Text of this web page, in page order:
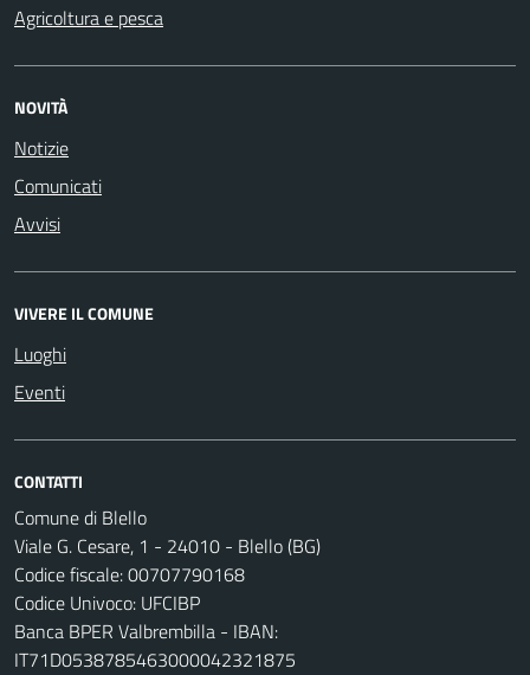
Agricoltura e pesca
NOVITÀ
Notizie
Comunicati
Avvisi
VIVERE IL COMUNE
Luoghi
Eventi
CONTATTI
Comune di Blello
Viale G. Cesare, 1 - 24010 - Blello (BG)
Codice fiscale: 00707790168
Codice Univoco: UFCIBP
Banca BPER Valbrembilla - IBAN:
IT71D0538785463000042321875